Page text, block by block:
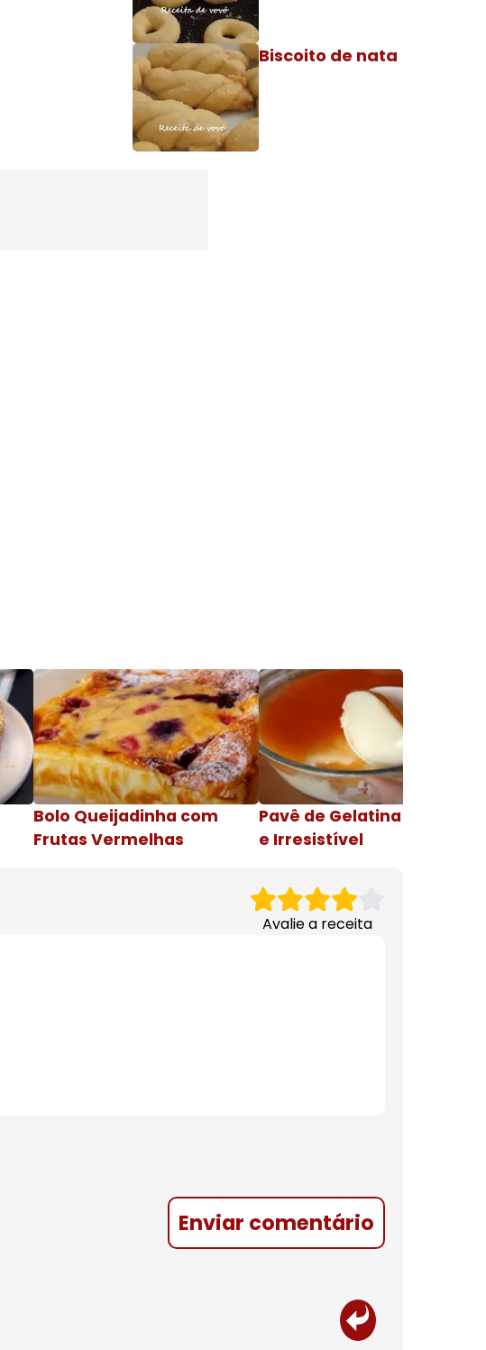
Biscoito de nata
Bolo Queijadinha com
Frutas Vermelhas
Pavê de Gelatina Cremosa
e Irresistível
Avalie a receita
Enviar comentário